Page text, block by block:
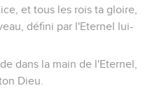
et tous les rois ta gloire,
défini par l'Eternel lui-
dans la main de l'Eternel,
Dieu.